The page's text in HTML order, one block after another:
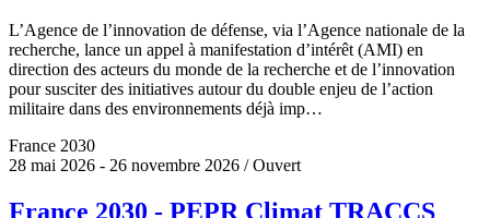
L’Agence de l’innovation de défense, via l’Agence nationale de la
recherche, lance un appel à manifestation d’intérêt (AMI) en
direction des acteurs du monde de la recherche et de l’innovation
pour susciter des initiatives autour du double enjeu de l’action
militaire dans des environnements déjà imp…
France 2030
28 mai 2026 - 26 novembre 2026 / Ouvert
France 2030 - PEPR Climat TRACCS